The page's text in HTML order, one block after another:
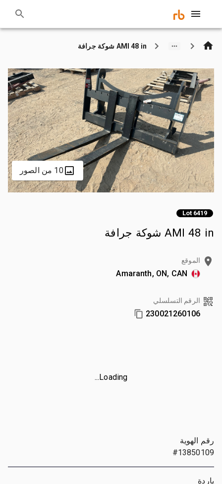
AMI 48 in شوكة جرافة
10 من الصور
Lot 6419
AMI 48 in شوكة جرافة
الموقع
Amaranth, ON, CAN
الرقم التسلسلي
230021260106
Loading...
رقم الهوية
#13850109
ياردة